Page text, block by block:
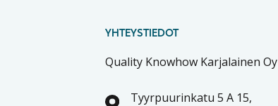
YHTEYSTIEDOT
Quality Knowhow Karjalainen Oy
Tyyrpuurinkatu 5 A 15,